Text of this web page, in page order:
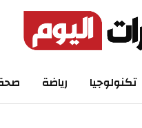
رياضة صحة